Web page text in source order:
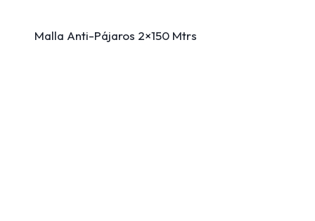
Malla Anti-Pájaros 2×150 Mtrs